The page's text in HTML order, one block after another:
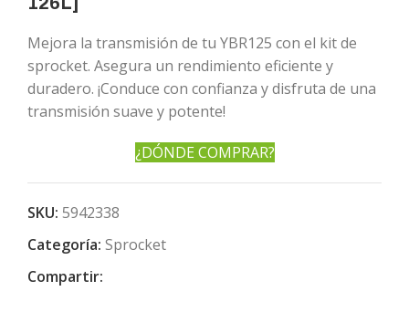
Mejora la transmisión de tu YBR125 con el kit de
sprocket. Asegura un rendimiento eficiente y
duradero. ¡Conduce con confianza y disfruta de una
transmisión suave y potente!
¿DÓNDE COMPRAR?
SKU: 5942338
Categoría: Sprocket
Compartir: